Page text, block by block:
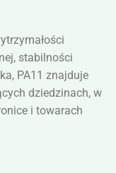
stabilności
PA11 znajduje
dziedzinach, w
i towarach